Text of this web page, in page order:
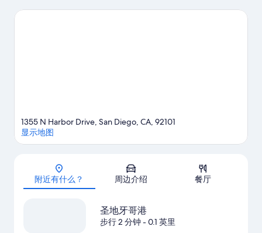
体验该地区的水上游乐活动，或者选择极限跳伞，体验优美的户
地图
1355 N Harbor Drive, San Diego, CA, 92101
显示地图
附近有什么？ 周边介绍 餐厅
圣地牙哥港
步行 2 分钟- 0.1 英里